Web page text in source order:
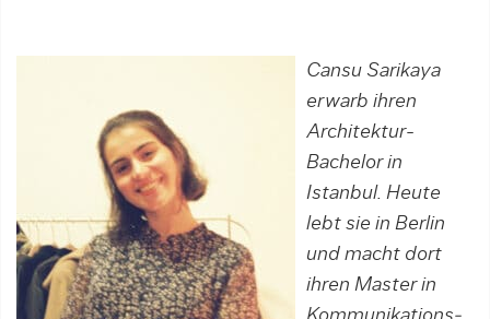
Cansu Sarikaya
erwarb ihren
Architektur-
Bachelor in
Istanbul. Heute
lebt sie in Berlin
und macht dort
ihren Master in